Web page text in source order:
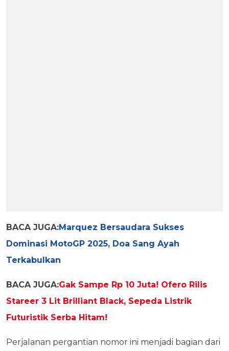
BACA JUGA:Marquez Bersaudara Sukses
Dominasi MotoGP 2025, Doa Sang Ayah
Terkabulkan
BACA JUGA:Gak Sampe Rp 10 Juta! Ofero Rilis
Stareer 3 Lit Brilliant Black, Sepeda Listrik
Futuristik Serba Hitam!
Perjalanan pergantian nomor ini menjadi bagian dari